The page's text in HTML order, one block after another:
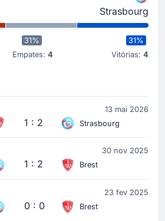
Strasbourg
31%
Empates:4
31%
Vitórias: 4
13 mai 2026
1 : 2 Strasbourg
30 nov 2025
1 : 2 Brest
23 fev 2025
0 : 0 Brest